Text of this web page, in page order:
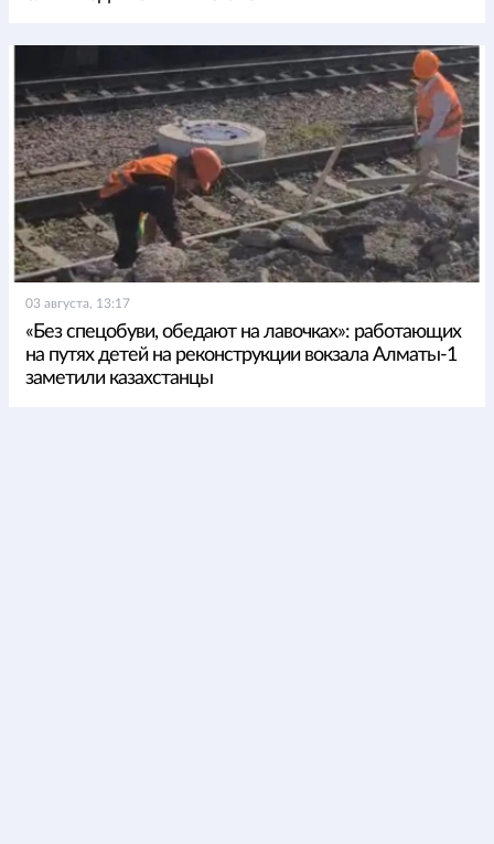
03 августа, 13:17
«Без спецобуви, обедают на лавочках»: работающих
на путях детей на реконструкции вокзала Алматы-1
заметили казахстанцы